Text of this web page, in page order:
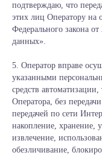
подтверждаю, что
этих лиц Оператору на
Федерального закона
данных».
5. Оператор вправе
указанными
средств
Оператора, без
передачей по сети
накопление, хранение,
извлечение,
обезличивание,